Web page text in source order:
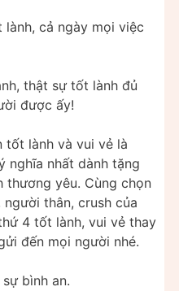
cả ngày mọi việc
thật sự tốt lành đủ
được ấy!
tốt lành và vui vẻ là
nghĩa nhất dành tặng
thương yêu. Cùng chọn
thân, crush của
4 tốt lành, vui vẻ thay
đến mọi người nhé.
bình an.